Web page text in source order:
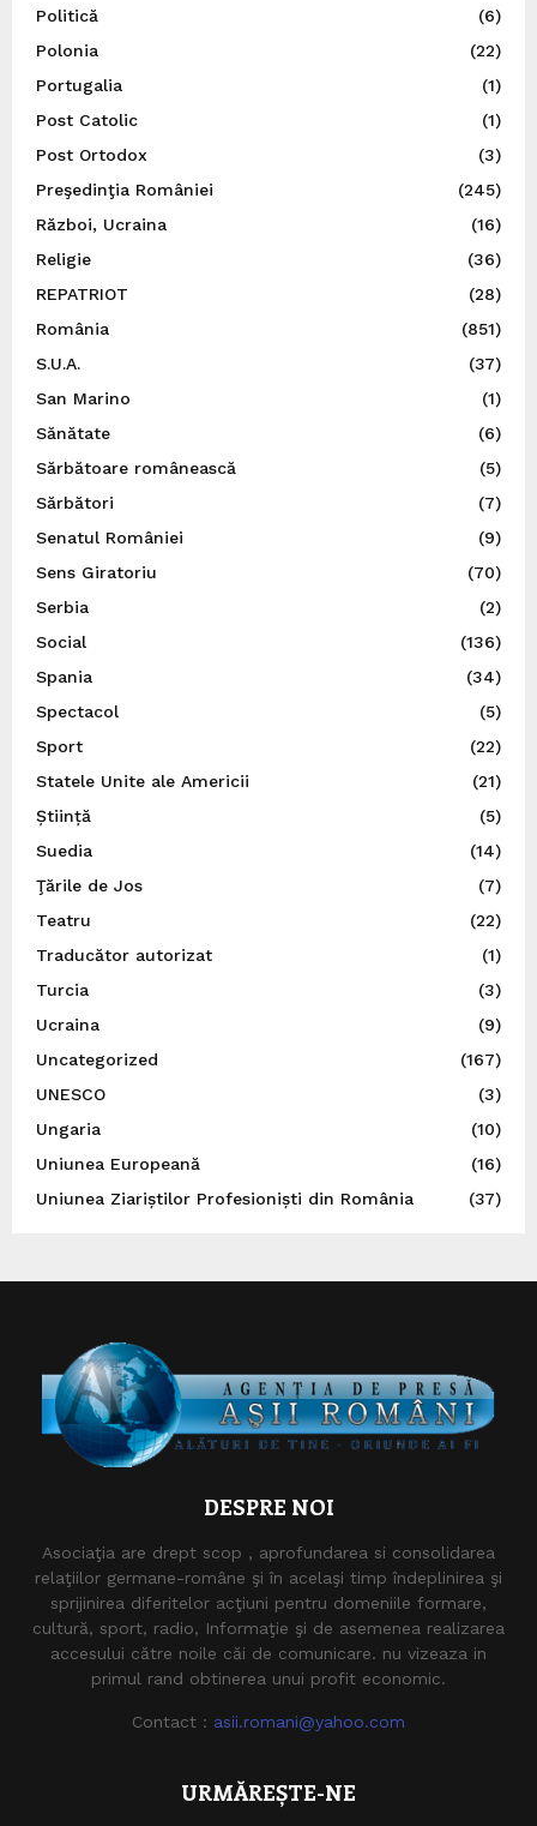
Politică
(6)
Polonia
(22)
Portugalia
(1)
Post Catolic
(1)
Post Ortodox
(3)
Preşedinţia României
(245)
Război, Ucraina
(16)
Religie
(36)
REPATRIOT
(28)
România
(851)
S.U.A.
(37)
San Marino
(1)
Sănătate
(6)
Sărbătoare românească
(5)
Sărbători
(7)
Senatul României
(9)
Sens Giratoriu
(70)
Serbia
(2)
Social
(136)
Spania
(34)
Spectacol
(5)
Sport
(22)
Statele Unite ale Americii
(21)
Știință
(5)
Suedia
(14)
Ţările de Jos
(7)
Teatru
(22)
Traducător autorizat
(1)
Turcia
(3)
Ucraina
(9)
Uncategorized
(167)
UNESCO
(3)
Ungaria
(10)
Uniunea Europeană
(16)
Uniunea Ziariștilor Profesioniști din România
(37)
DESPRE NOI
Asociaţia are drept scop , aprofundarea si consolidarea
relaţiilor germane-române şi în acelaşi timp îndeplinirea şi
sprijinirea diferitelor acţiuni pentru domeniile formare,
cultură, sport, radio, Informaţie şi de asemenea realizarea
accesului către noile căi de comunicare. nu vizeaza in
primul rand obtinerea unui profit economic.
Contact : asii.romani@yahoo.com
URMĂREȘTE-NE